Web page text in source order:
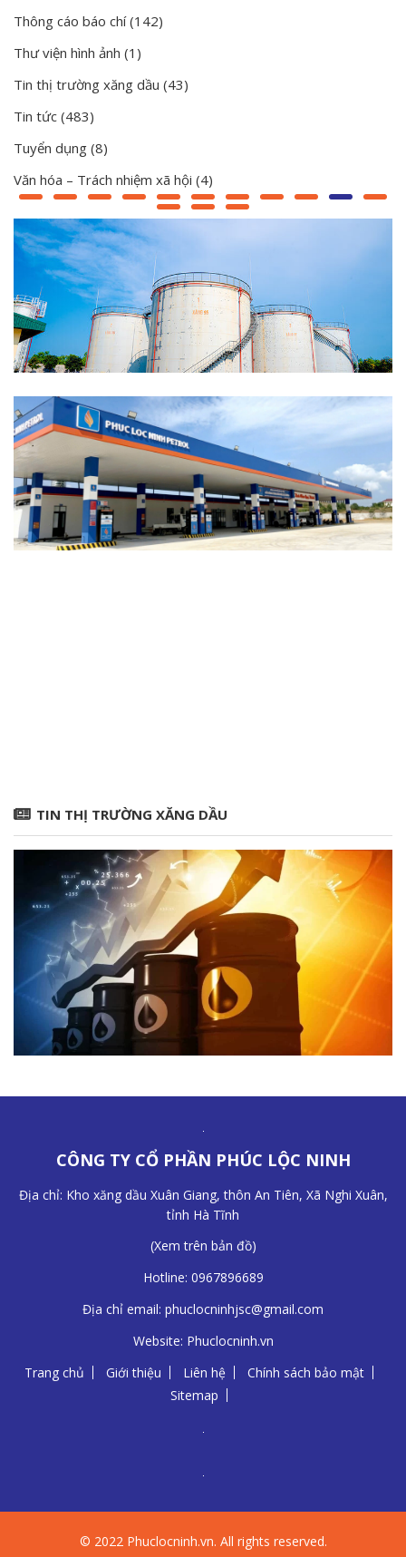
Thông cáo báo chí(142)
Thư viện hình ảnh (1)
Tin thị trường xăng dầu (43)
Tin tức (483)
Tuyển dụng (8)
Văn hóa – Trách nhiệm xã hội (4)
TIN THỊ TRƯỜNG XĂNG DẦU
CÔNG TY CỔ PHẦN PHÚC LỘC NINH
Địa chỉ: Kho xăng dầu Xuân Giang, thôn An Tiên, Xã Nghi Xuân,
tỉnh Hà Tĩnh
(Xem trên bản đồ)
Hotline: 0967896689
Địa chỉ email: phuclocninhjsc@gmail.com
Website: Phuclocninh.vn
Trang chủ
Giới thiệu Liên hệ
Chính sách bảo mật
Sitemap
© 2022 Phuclocninh.vn. All rights reserved.